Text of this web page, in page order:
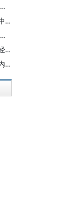
史育龙 ：以习近平经济思想为指引构建中国经济学自主知识体系
史育龙：以习近平经济思想为指引构建中国经济学自主知识体系
裴长洪 倪江飞：习近平全球问题论述开拓了马克思主义世界经济理论新境界
杨成：习近平经济思想对中华优秀传统经济思想的弘扬发展
张翊轩：人文经济学的理论基石、精神内核与时代之问